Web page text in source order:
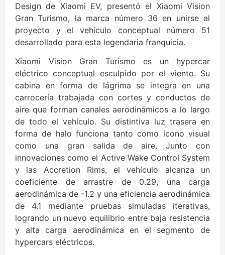
Design de Xiaomi EV, presentó el Xiaomi Vision
Gran Turismo, la marca número 36 en unirse al
proyecto y el vehículo conceptual número 51
desarrollado para esta legendaria franquicia.
Xiaomi Vision Gran Turismo es un hypercar
eléctrico conceptual esculpido por el viento. Su
cabina en forma de lágrima se integra en una
carrocería trabajada con cortes y conductos de
aire que forman canales aerodinámicos a lo largo
de todo el vehículo. Su distintiva luz trasera en
forma de halo funciona tanto como ícono visual
como una gran salida de aire. Junto con
innovaciones como el Active Wake Control System
y las Accretion Rims, el vehículo alcanza un
coeficiente de arrastre de 0.29, una carga
aerodinámica de -1.2 y una eficiencia aerodinámica
de 4.1 mediante pruebas simuladas iterativas,
logrando un nuevo equilibrio entre baja resistencia
y alta carga aerodinámica en el segmento de
hypercars eléctricos.